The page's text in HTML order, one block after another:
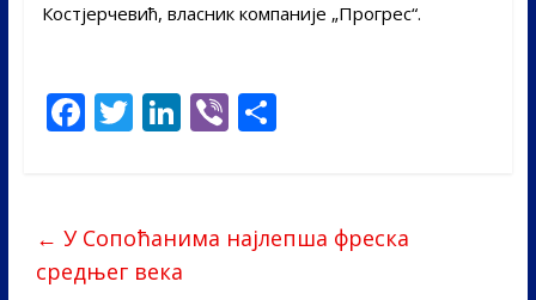
Костјерчевић, власник компаније „Прогрес“.
F
b
o
T
er
Li
e
dI
Vi S
e
← У Сопоћанима најлепша фреска
средњег века